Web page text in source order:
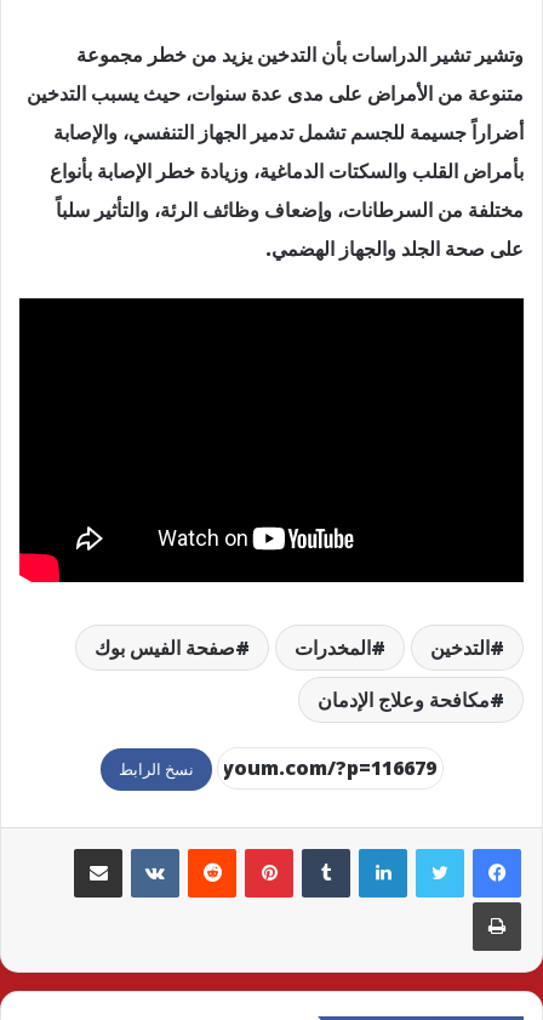
وتشير تشير الدراسات بأن التدخين يزيد من خطر مجموعة
متنوعة من الأمراض على مدى عدة سنوات، حيث يسبب التدخين
أضراراً جسيمة للجسم تشمل تدمير الجهاز التنفسي، والإصابة
بأمراض القلب والسكتات الدماغية، وزيادة خطر الإصابة بأنواع
مختلفة من السرطانات، وإضعاف وظائف الرئة، والتأثير سلباً
على صحة الجلد والجهاز الهضمي.
التدخين المخدرات
صفحة الفيس بوك
مكافحة وعلاج الإدمان
نسخ الرابط
لينكدإن بينتيريست مشاركة عبر البريد
طباعة